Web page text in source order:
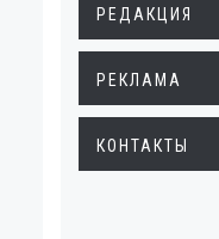
РЕДАКЦИЯ
РЕКЛАМА
КОНТАКТЫ